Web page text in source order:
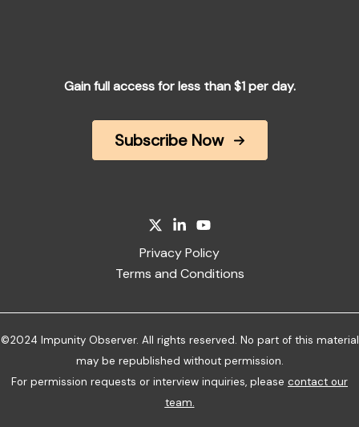
Gain full access for less than $1 per day.
Subscribe Now
Privacy Policy
Terms and Conditions
©2024 Impunity Observer. All rights reserved. No part of this material
may be republished without permission.
For permission requests or interview inquiries, please contact our
team.